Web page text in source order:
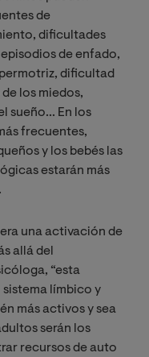
de
dificultades
de enfado,
dificultad
los miedos,
sueño... En los
frecuentes,
y los bebés las
estarán más
una activación de
allá del
“esta
límbico y
más activos y sea
serán los
recursos de auto